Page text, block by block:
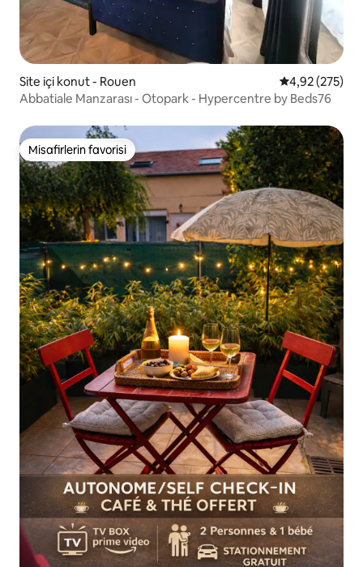
Site içi konut - Rouen 5 üzerinden
4,92 (275)
Abbatiale Manzarası - Otopark - Hypercentre by Beds76
Misafirlerin favorisi
Misafirlerin favorisi